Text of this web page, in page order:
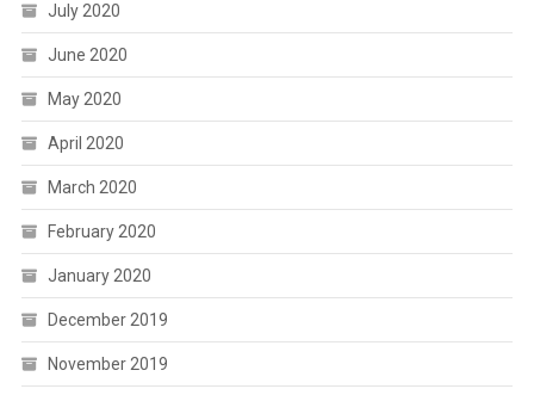
July 2020
June 2020
May 2020
April 2020
March 2020
February 2020
January 2020
December 2019
November 2019